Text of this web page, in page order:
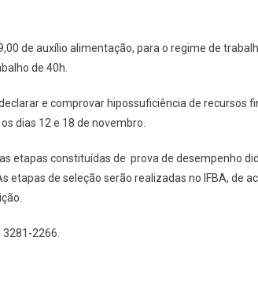
de auxílio alimentação, para o regime de
de 40h.
e comprovar hipossuficiência de recursos
dias 12 e 18 de novembro.
etapas constituídas de prova de desempenho
de seleção serão realizadas no IFBA, de
3281-2266.